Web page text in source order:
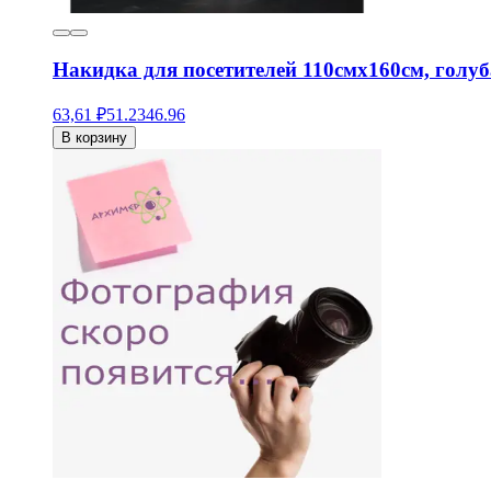
Накидка для посетителей 110смх160см,
63,61 ₽51.2346.96
В корзину